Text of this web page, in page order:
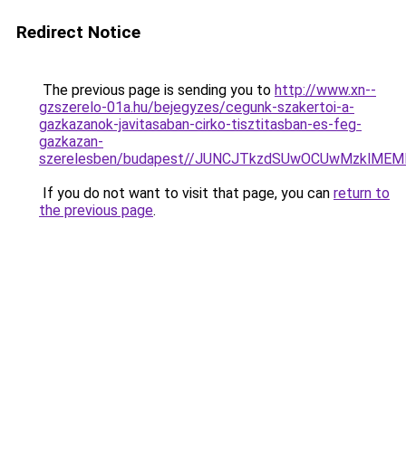
Redirect Notice
The previous page is sending you to http://www.xn--
gzszerelo-01a.hu/bejegyzes/cegunk-szakertoi-a-
gazkazanok-javitasaban-cirko-tisztitasban-es-feg-
gazkazan-
szerelesben/budapest//
If you do not want to visit that page, you can return to
the previous page.